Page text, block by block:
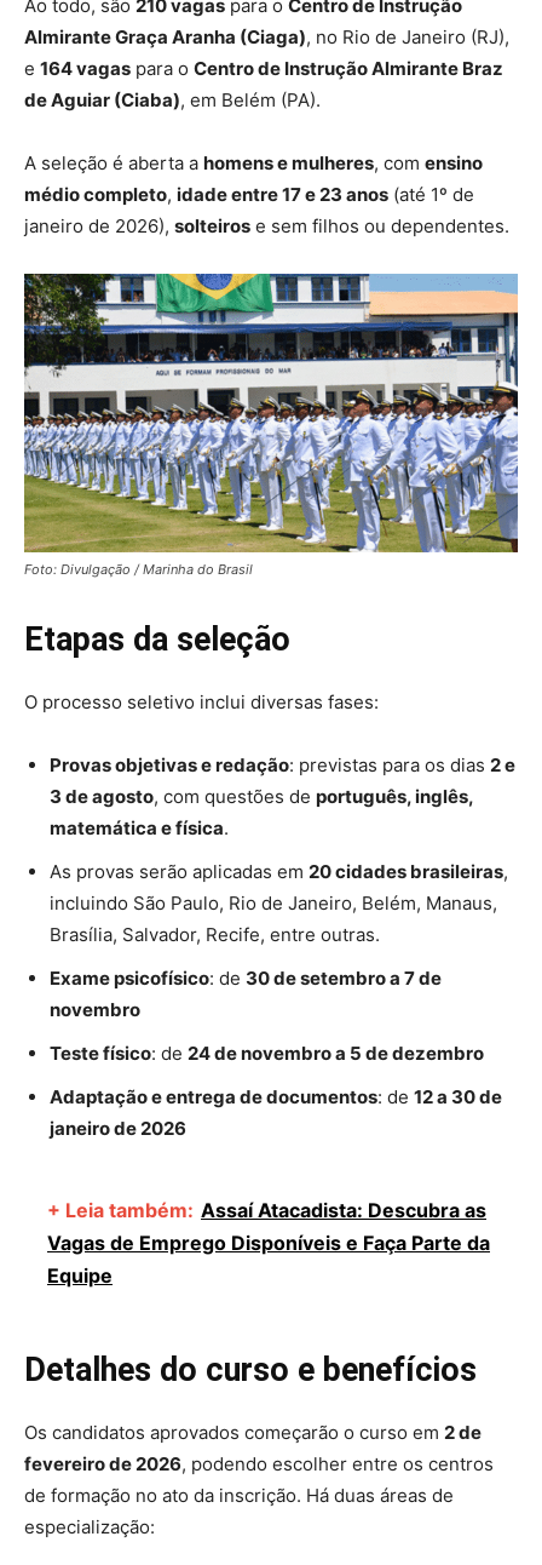
Ao todo, são 210 vagas para o Centro de Instrução
Almirante Graça Aranha (Ciaga), no Rio de Janeiro (RJ),
e 164 vagas para o Centro de Instrução Almirante Braz
de Aguiar (Ciaba), em Belém (PA).
A seleção é aberta a homens e mulheres, com ensino
médio completo, idade entre 17 e 23 anos (até 1º de
janeiro de 2026), solteiros e sem filhos ou dependentes.
Foto: Divulgação / Marinha do Brasil
Etapas da seleção
O processo seletivo inclui diversas fases:
Provas objetivas e redação: previstas para os dias 2 e
3 de agosto, com questões de português, inglês,
matemática e física.
As provas serão aplicadas em 20 cidades brasileiras,
incluindo São Paulo, Rio de Janeiro, Belém, Manaus,
Brasília, Salvador, Recife, entre outras.
Exame psicofísico: de 30 de setembro a 7 de
novembro
Teste físico: de 24 de novembro a 5 de dezembro
Adaptação e entrega de documentos: de 12 a 30 de
janeiro de 2026
+ Leia também: Assaí Atacadista: Descubra as
Vagas de Emprego Disponíveis e Faça Parte da
Equipe
Detalhes do curso e benefícios
Os candidatos aprovados começarão o curso em 2 de
fevereiro de 2026, podendo escolher entre os centros
de formação no ato da inscrição. Há duas áreas de
especialização: